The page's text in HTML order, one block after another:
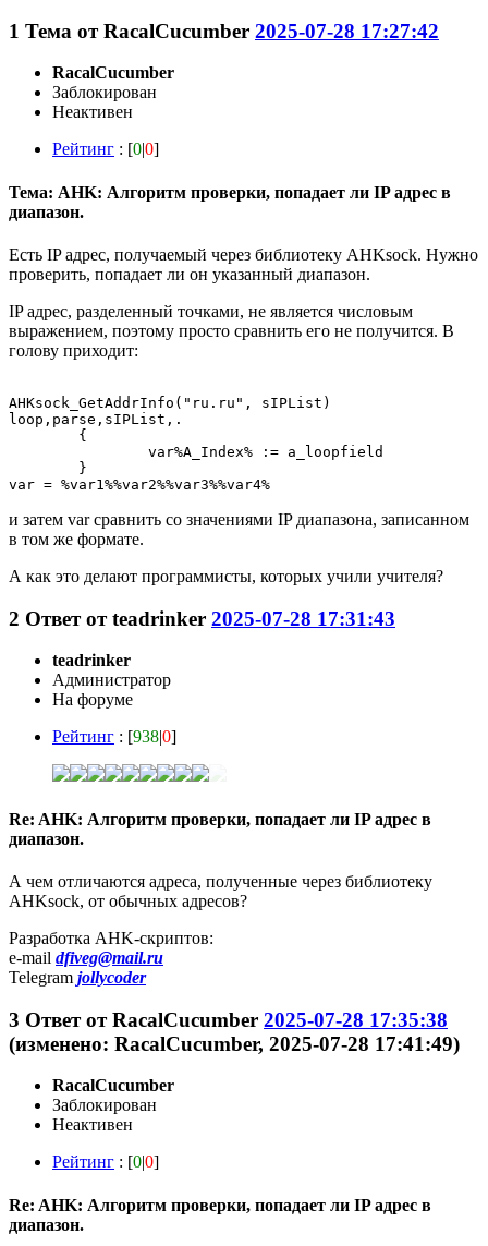
1 Тема отRacalCucumber 2025-07-28 17:27:42
RacalCucumber
Заблокирован
Неактивен
Рейтинг : [0|0]
Тема: AHK: Алгоритм проверки, попадает ли IP адрес в
диапазон.
Есть IP адрес, получаемый через библиотеку AHKsock. Нужно
проверить, попадает ли он указанный диапазон.
IP адрес, разделенный точками, не является числовым
выражением, поэтому просто сравнить его не получится. В
голову приходит:
AHKsock_GetAddrInfo("ru.ru", sIPList)
loop,parse,sIPList,.
и затем var сравнить со значениями IP диапазона, записанном
в том же формате.
А как это делают программисты, которых учили учителя?
2 Ответ отteadrinker 2025-07-28 17:31:43
teadrinker
Администратор
На форуме
Рейтинг : [938|0]
Re: AHK: Алгоритм проверки, попадает ли IP адрес в
диапазон.
А чем отличаются адреса, полученные через библиотеку
AHKsock, от обычных адресов?
Разработка AHK-скриптов:
e-mail dfiveg@mail.ru
Telegram jollycoder
3 Ответ отRacalCucumber 2025-07-28 17:35:38
(изменено: RacalCucumber, 2025-07-28 17:41:49)
RacalCucumber
Заблокирован
Неактивен
Рейтинг : [0|0]
Re: AHK: Алгоритм проверки, попадает ли IP адрес в
диапазон.